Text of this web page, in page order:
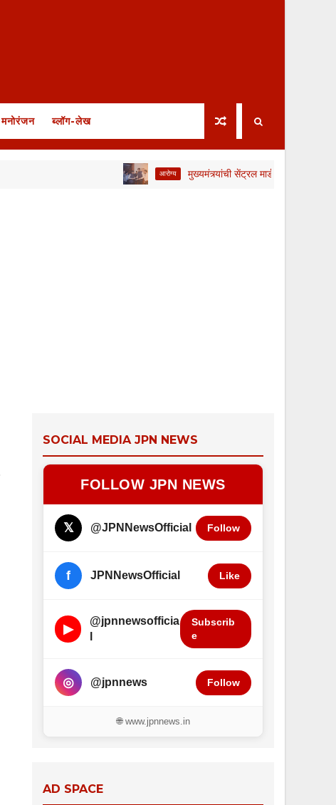
मनोरंजन ब्लॉग-लेख
आरोग्य मुख्यमंत्र्यांची सेंट्रल मार्डशी बैठक; संप मागे, मात्र
SOCIAL MEDIA JPN NEWS
FOLLOW JPN NEWS
𝕏 @JPNNewsOfficial Follow
f JPNNewsOfficial Like
▶
@jpnnewsofficia
Subscrib
e
◎ @jpnnews Follow
🌐 www.jpnnews.in
AD SPACE